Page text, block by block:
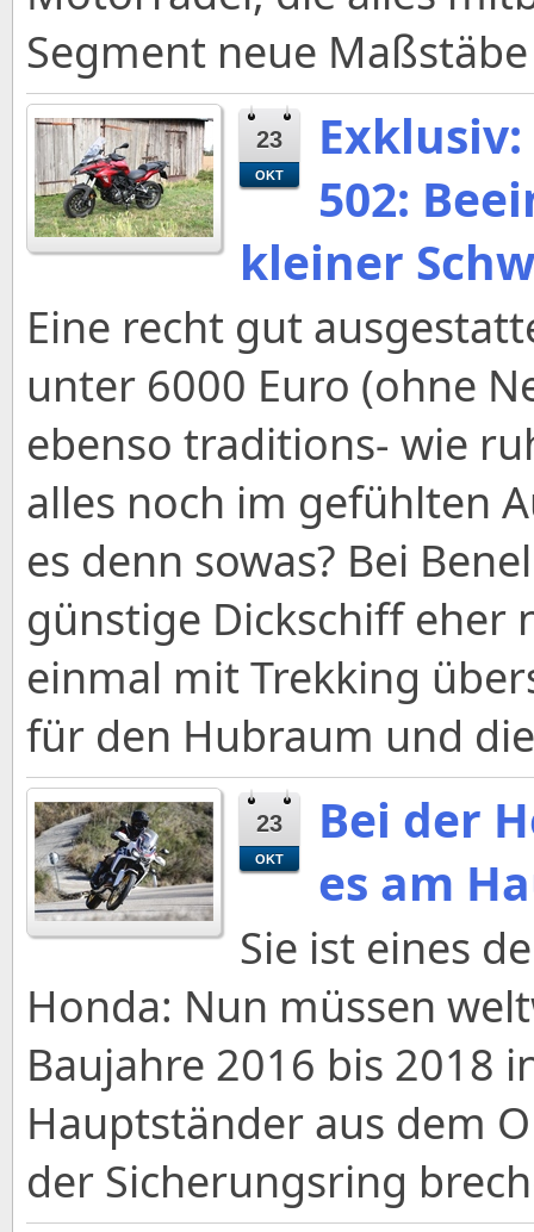
Segment neue
23
OKT
502:
kleiner
Eine recht gut
unter 6000 Euro (ohne
ebenso traditions- wie
alles noch im gefühlten
es denn sowas? Bei
günstige Dickschiff eher
einmal mit Trekking
für den Hubraum und
23
OKT
Bei der
es am
Sie ist eines
Honda: Nun müssen
Baujahre 2016 bis 2018
Hauptständer aus dem
der Sicherungsring